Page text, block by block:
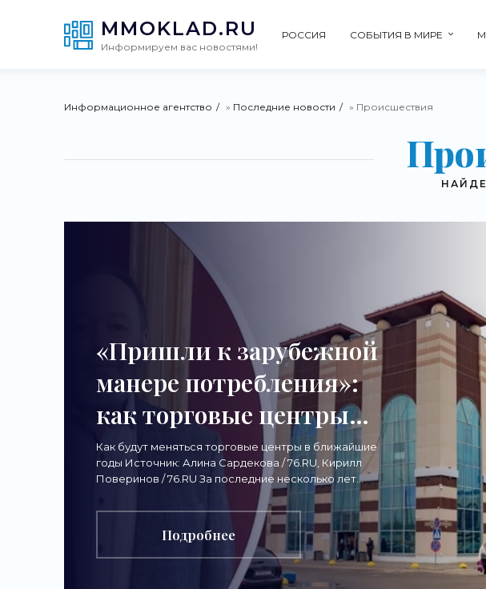
MMOKLAD.RU
Информируем вас новостями!
РОССИЯ СОБЫТИЯ В МИРЕ
Информационное агентство » Последние новости » Происшествия
«Пришли к зарубежной
манере потребления»:
как торговые центры
изменятся из-за
давления
маркетплейсов -
«Новости бизнеса»
Как будут меняться торговые центры в ближайшие
годы Источник: Алина Сардекова / 76.RU, Кирилл
Поверинов / 76.RU За последние несколько лет
россияне привыкли к онлайн-шопингу. Его расцвет
Подробнее